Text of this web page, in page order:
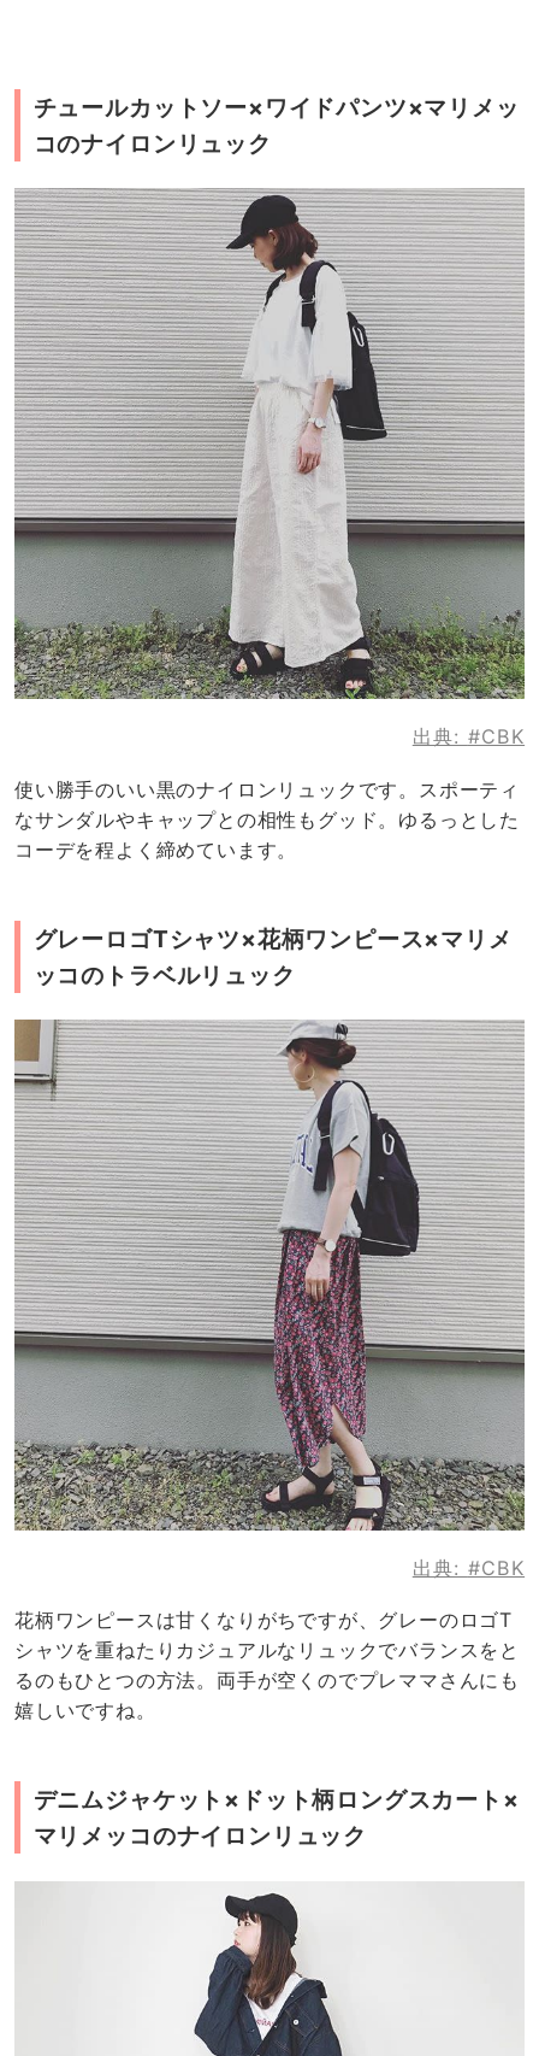
チュールカットソー×ワイドパンツ×マリメッ
コのナイロンリュック
出典: #CBK
使い勝手のいい黒のナイロンリュックです。スポーティ
なサンダルやキャップとの相性もグッド。ゆるっとした
コーデを程よく締めています。
グレーロゴTシャツ×花柄ワンピース×マリメ
ッコのトラベルリュック
出典: #CBK
花柄ワンピースは甘くなりがちですが、グレーのロゴT
シャツを重ねたりカジュアルなリュックでバランスをと
るのもひとつの方法。両手が空くのでプレママさんにも
嬉しいですね。
デニムジャケット×ドット柄ロングスカート×
マリメッコのナイロンリュック